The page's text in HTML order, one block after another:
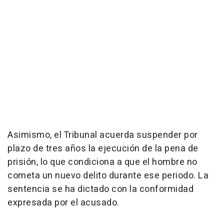
Asimismo, el Tribunal acuerda suspender por
plazo de tres años la ejecución de la pena de
prisión, lo que condiciona a que el hombre no
cometa un nuevo delito durante ese periodo. La
sentencia se ha dictado con la conformidad
expresada por el acusado.